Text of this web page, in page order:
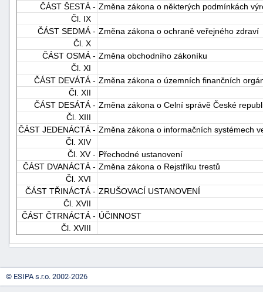
ČÁST ŠESTÁ - Změna zákona o některých podmínkách
Čl. IX
ČÁST SEDMÁ - Změna zákona o ochraně veřejného zdraví
Čl. X
ČÁST OSMÁ - Změna obchodního zákoníku
Čl. XI
ČÁST DEVÁTÁ - Změna zákona o územních finančních
Čl. XII
ČÁST DESÁTÁ - Změna zákona o Celní správě České
Čl. XIII
ČÁST JEDENÁCTÁ - Změna zákona o informačních systémech
Čl. XIV
Čl. XV - Přechodné ustanovení
ČÁST DVANÁCTÁ - Změna zákona o Rejstříku trestů
Čl. XVI
ČÁST TŘINÁCTÁ - ZRUŠOVACÍ USTANOVENÍ
Čl. XVII
ČÁST ČTRNÁCTÁ - ÚČINNOST
Čl. XVIII
"náhradě
© ESIPA s.r.o. 2002-2026